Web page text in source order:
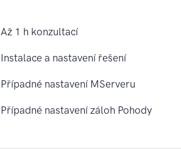
Až 1 h konzultací
Instalace a nastavení řešení
Případné nastavení MServeru
Případné nastavení záloh Pohody